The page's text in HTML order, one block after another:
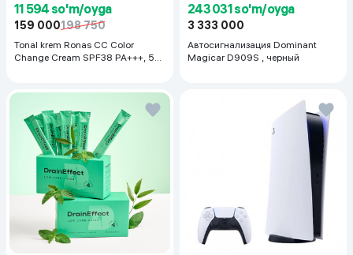
11 594 so'm/oyga
159 000198 750
Tonal krem Ronas CC Color
Change Cream SPF38 PA+++, 50
243 031 so'm/oyga
3 333 000
Автосигнализация Dominant
Magicar D909S , черный